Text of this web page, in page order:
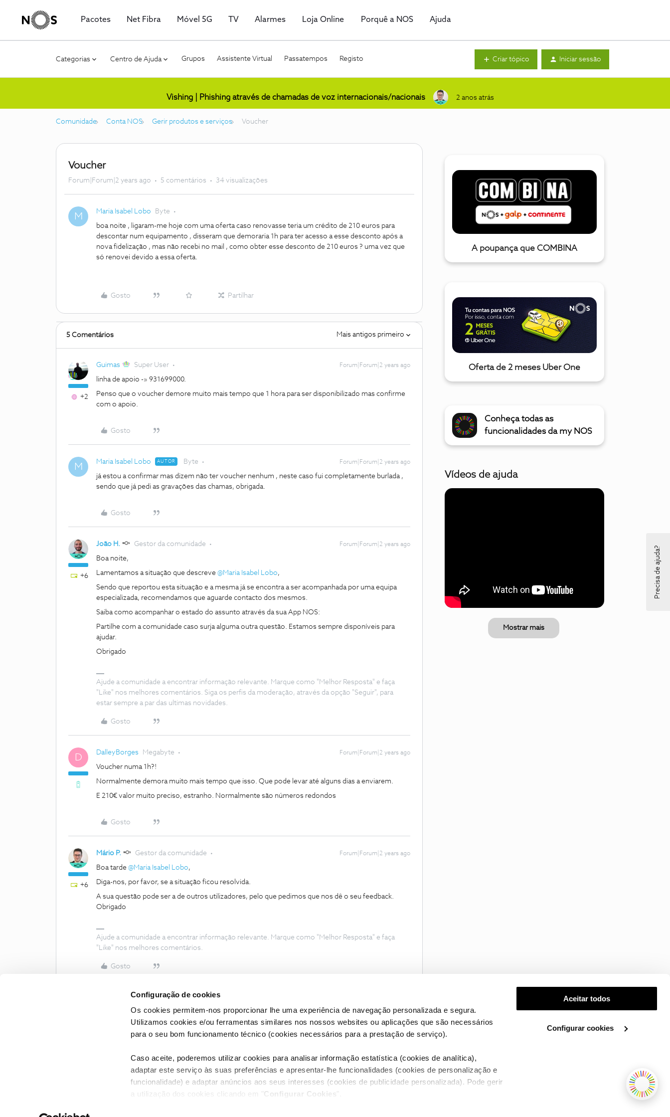
Configuração de cookies
Os cookies permitem-nos proporcionar lhe uma experiência de navegação personalizada e segura.
Utilizamos cookies e/ou ferramentas similares nos nossos websites ou aplicações que são necessários
para o seu bom funcionamento técnico (cookies necessários para a prestação de serviço).
Caso aceite, poderemos utilizar cookies para analisar informação estatística (cookies de analítica),
adaptar este serviço às suas preferências e apresentar-lhe funcionalidades (cookies de personalização e
funcionalidade) e adaptar anúncios aos seus interesses (cookies de publicidade personalizada). Pode gerir
a utilização dos cookies clicando em " Configurar Cookies ".
Aceitar todos
Configurar cookies
Pacotes Net Fibra Móvel 5G TV Alarmes Loja Online Porquê a NOS Ajuda
Categorias Centro de Ajuda Grupos Assistente Virtual Passatempos Registo Criar tópico Iniciar sessão
Vishing | Phishing através de chamadas de voz internacionais/nacionais 2 anos atrás
Comunidade Conta NOS Gerir produtos e serviços Voucher
Voucher
Forum|Forum|2 years ago 5 comentários 34 visualizações
M Maria Isabel Lobo Byte
boa noite , ligaram-me hoje com uma oferta caso renovasse teria um crédito de 210 euros para
descontar num equipamento , disseram que demoraria 1h para ter acesso a esse desconto após a
nova fidelização , mas não recebi no mail , como obter esse desconto de 210 euros ? uma vez que
só renovei devido a essa oferta.
Gosto Partilhar
5 Comentários Mais antigos primeiro
+2
Guimas Super User Forum|Forum|2 years ago
linha de apoio -» 931699000.
Penso que o voucher demore muito mais tempo que 1 hora para ser disponibilizado mas confirme
com o apoio.
Gosto
M Maria Isabel Lobo AUTOR Byte Forum|Forum|2 years ago
já estou a confirmar mas dizem não ter voucher nenhum , neste caso fui completamente burlada ,
sendo que já pedi as gravações das chamas, obrigada.
Gosto
+6
João H. Gestor da comunidade Forum|Forum|2 years ago
Boa noite,
Lamentamos a situação que descreve @Maria Isabel Lobo,
Sendo que reportou esta situação e a mesma já se encontra a ser acompanhada por uma equipa
especializada, recomendamos que aguarde contacto dos mesmos.
Saiba como acompanhar o estado do assunto através da sua App NOS:
Partilhe com a comunidade caso surja alguma outra questão. Estamos sempre disponíveis para
ajudar.
Obrigado
Ajude a comunidade a encontrar informação relevante. Marque como "Melhor Resposta" e faça
"Like" nos melhores comentários. Siga os perfis da moderação, através da opção "Seguir", para
estar sempre a par das ultimas novidades.
Gosto
D DalleyBorges Megabyte Forum|Forum|2 years ago
Voucher numa 1h?!
Normalmente demora muito mais tempo que isso. Que pode levar até alguns dias a enviarem.
E 210€ valor muito preciso, estranho. Normalmente são números redondos
Gosto
+6
Mário P. Gestor da comunidade Forum|Forum|2 years ago
Boa tarde @Maria Isabel Lobo,
Diga-nos, por favor, se a situação ficou resolvida.
A sua questão pode ser a de outros utilizadores, pelo que pedimos que nos dê o seu feedback.
Obrigado
Ajude a comunidade a encontrar informação relevante. Marque como "Melhor Resposta" e faça
"Like" nos melhores comentários.
Gosto
A poupança que COMBINA
Oferta de 2 meses Uber One
Conheça todas as
funcionalidades da my NOS
Vídeos de ajuda
Mostrar mais
Condições do Fórum NOS Accessibility statement
Precisa de ajuda?